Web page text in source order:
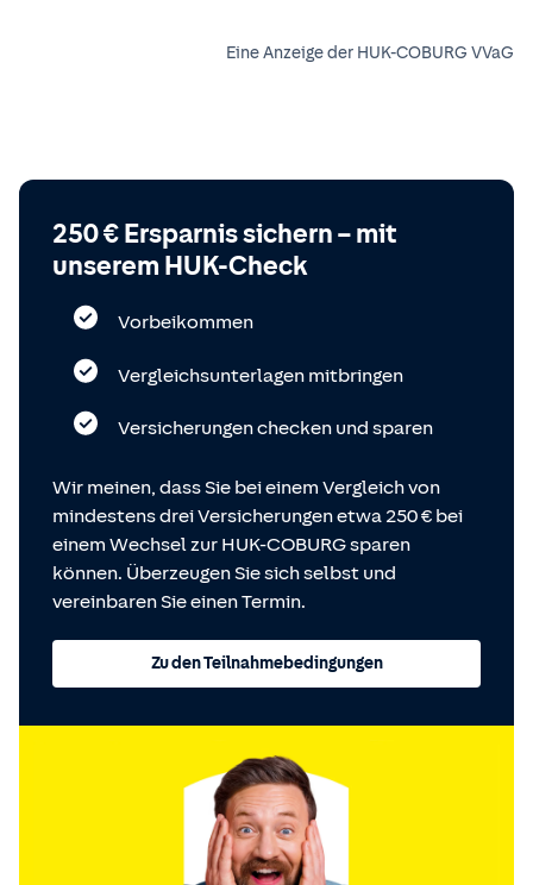
Eine Anzeige der HUK-COBURG VVaG
250 € Ersparnis sichern – mit
unserem HUK-Check
Vorbeikommen
Vergleichsunterlagen mitbringen
Versicherungen checken und sparen
Wir meinen, dass Sie bei einem Vergleich von
mindestens drei Versicherungen etwa 250 € bei
einem Wechsel zur HUK-COBURG sparen
können. Überzeugen Sie sich selbst und
vereinbaren Sie einen Termin.
Zu den Teilnahmebedingungen